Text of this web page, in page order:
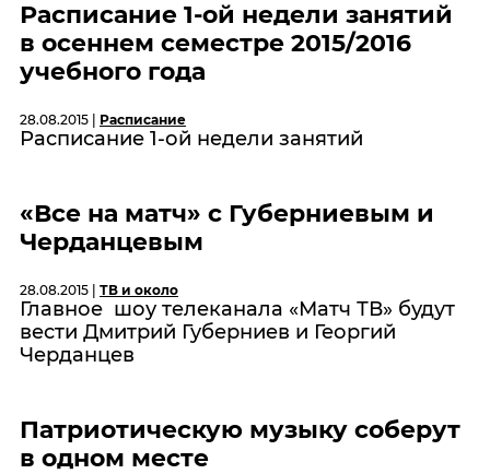
Расписание 1-ой недели занятий
в осеннем семестре 2015/2016
учебного года
28.08.2015 | Расписание
Расписание 1-ой недели занятий
«Все на матч» с Губерниевым и
Черданцевым
28.08.2015 | ТВ и около
Главное шоу телеканала «Матч ТВ» будут
вести Дмитрий Губерниев и Георгий
Черданцев
Патриотическую музыку соберут
в одном месте